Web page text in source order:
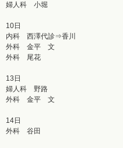
婦人科 小堀
10日
内科 西澤代診⇒香川
外科 金平 文
外科 尾花
13日
婦人科 野路
外科 金平 文
14日
外科 谷田